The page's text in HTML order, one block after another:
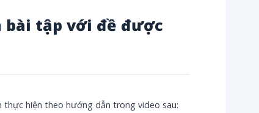
bài tập với đề được
hiện theo hướng dẫn trong video sau: